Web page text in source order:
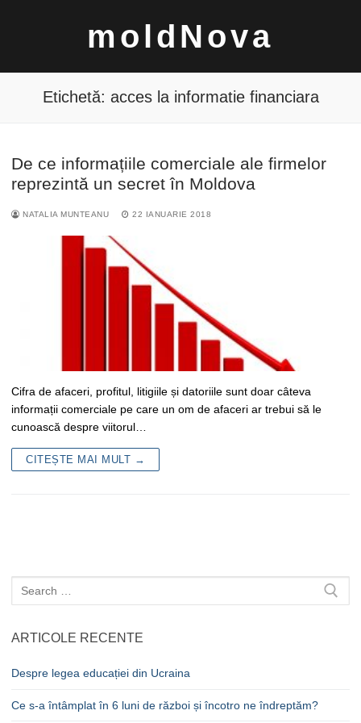
moldNova
Caută
după:
Etichetă: acces la informatie financiara
De ce informațiile comerciale ale firmelor
reprezintă un secret în Moldova
NATALIA MUNTEANU 22 IANUARIE 2018
Cifra de afaceri, profitul, litigiile și datoriile sunt doar câteva
informații comerciale pe care un om de afaceri ar trebui să le
cunoască despre viitorul…
CITEȘTE MAI MULT →
Caută
după:
ARTICOLE RECENTE
Despre legea educației din Ucraina
Ce s-a întâmplat în 6 luni de război și încotro ne îndreptăm?